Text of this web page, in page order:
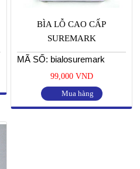
BÌA LỖ CAO CẤP
SUREMARK
MÃ SỐ: bialosuremark
99,000 VND
Mua hàng